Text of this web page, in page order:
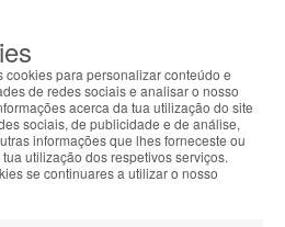
Filtrar por
Filtrar
para personalizar conteúdo e
de redes sociais e analisar o nosso
acerca da tua utilização do site
sociais, de publicidade e de análise,
informações que lhes forneceste ou
utilização dos respetivos serviços.
se continuares a utilizar o nosso